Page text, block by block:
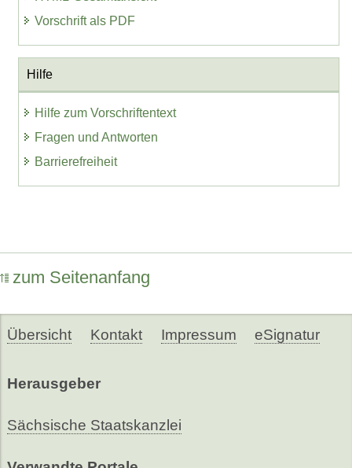
Vorschrift als PDF
Hilfe
Hilfe zum Vorschriftentext
Fragen und Antworten
Barrierefreiheit
zum Seitenanfang
Übersicht Kontakt Impressum eSignatur
Herausgeber
Sächsische Staatskanzlei